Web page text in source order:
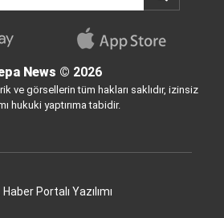
News © 2026
ve görsellerin tüm hakları saklıdır, izinsiz
hukuki yaptırıma tabidir.
Haber Portalı Yazılımı